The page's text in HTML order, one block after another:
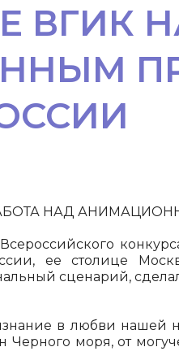
ВГИК
НАД
ее столице
сценарий,
в любви нашей
моря, от